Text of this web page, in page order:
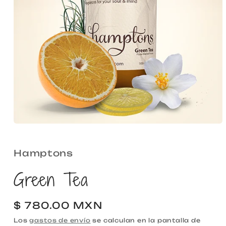
1
en
ventana
modal
Hamptons
Green Tea
Precio
habitual
$ 780.00 MXN
Losgastos de envío se calculan en la pantalla de